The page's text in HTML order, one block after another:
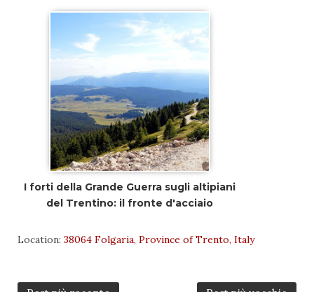
I forti della Grande Guerra sugli altipiani
del Trentino: il fronte d'acciaio
Location: 38064 Folgaria, Province of Trento, Italy